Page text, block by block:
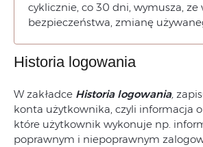
cyklicznie, co 30 dni, wymusza,
bezpieczeństwa, zmianę
Historia logowania
W zakładce Historia logowania,
konta użytkownika, czyli informacja
które użytkownik wykonuje np.
poprawnym i niepoprawnym